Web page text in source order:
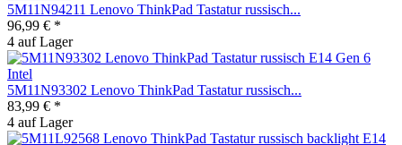
5M11N94211 Lenovo ThinkPad Tastatur russisch...
96,99 € *
4 auf Lager
5M11N93302 Lenovo ThinkPad Tastatur russisch...
83,99 € *
4 auf Lager